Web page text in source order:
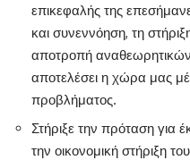
επικεφαλής της
και συνεννόηση, τη
αποτροπή
αποτελέσει η χώρα μας
προβλήματος.
Στήριξε την πρόταση για
την οικονομική στήριξη